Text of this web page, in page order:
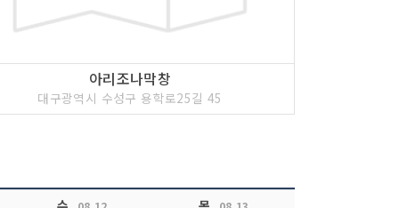
아리조나막창
대구광역시 수성구 용학로25길 45